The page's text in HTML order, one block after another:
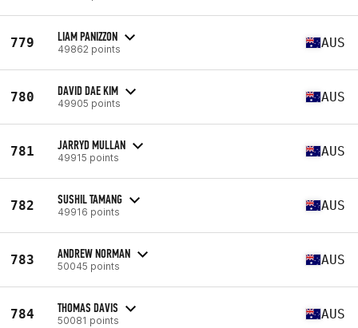
779 LIAM PANIZZON
49862 points AUS
780 DAVID DAE KIM
49905 points AUS
781 JARRYD MULLAN
49915 points AUS
782 SUSHIL TAMANG
49916 points AUS
783 ANDREW NORMAN
50045 points AUS
784 THOMAS DAVIS
50081 points AUS